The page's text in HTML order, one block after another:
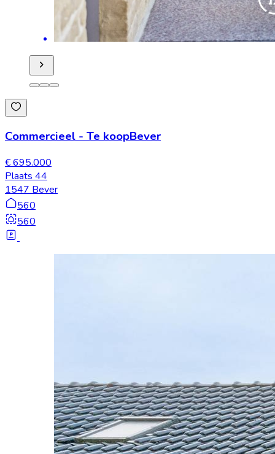
Commercieel - Te koopBever
€ 695.000
Plaats 44
1547 Bever
560
560